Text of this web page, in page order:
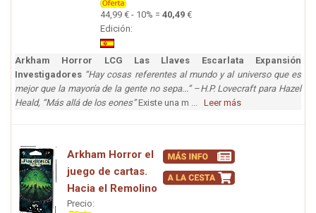
44,99 € - 10% = 40,49 €
Edición:
Arkham Horror LCG Las Llaves Escarlata Expansión
Investigadores “Hay cosas referentes al mundo y al universo que es
mejor que la mayoría de la gente no sepa...” –H.P. Lovecraft para Hazel
Heald, “Más allá de los eones”Existe una m ... Leer más
Arkham Horror el
juego de cartas.
Hacia el Remolino
Precio: